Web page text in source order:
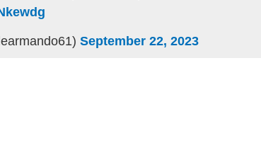
September 22, 2023